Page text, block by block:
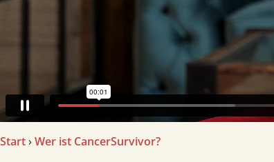
Start› Wer ist CancerSurvivor?